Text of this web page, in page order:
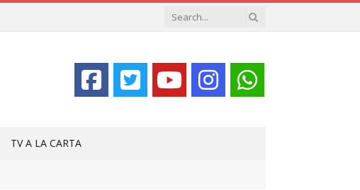
TV A LA CARTA